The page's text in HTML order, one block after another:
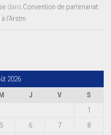
dans Convention de partenariat:
l’Arstm
2026
J V
S
1
5 6 7
8